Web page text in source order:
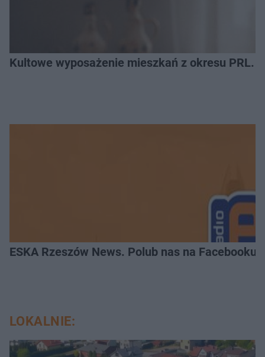
Kultowe wyposażenie mieszkań z okresu PRL.
ESKA Rzeszów News. Polub nas na Facebooku!
LOKALNIE: